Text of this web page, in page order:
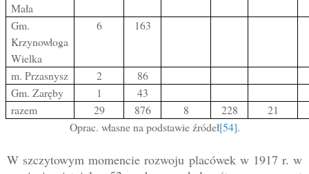
Mała
Gm.
Krzynowłoga
Wielka
6 163
m. Przasnysz 2
86
Gm. Zaręby
1
43
razem
29 876 8 228 21
Oprac. własne na podstawie źródeł[54].
W szczytowym momencie rozwoju placówek w 1917 r. w